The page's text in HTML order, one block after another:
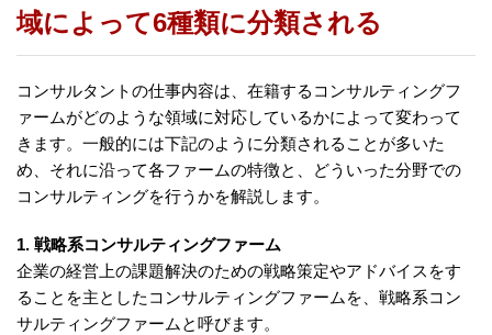
域によって6種類に分類される
コンサルタントの仕事内容は、在籍するコンサルティングフ
ァームがどのような領域に対応しているかによって変わって
きます。一般的には下記のように分類されることが多いた
め、それに沿って各ファームの特徴と、どういった分野での
コンサルティングを行うかを解説します。
1. 戦略系コンサルティングファーム
企業の経営上の課題解決のための戦略策定やアドバイスをす
ることを主としたコンサルティングファームを、戦略系コン
サルティングファームと呼びます。